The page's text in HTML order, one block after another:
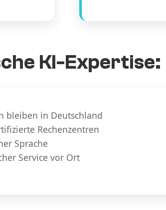
KI-Expertise:
bleiben in Deutschland
Rechenzentren
Sprache
Service vor Ort